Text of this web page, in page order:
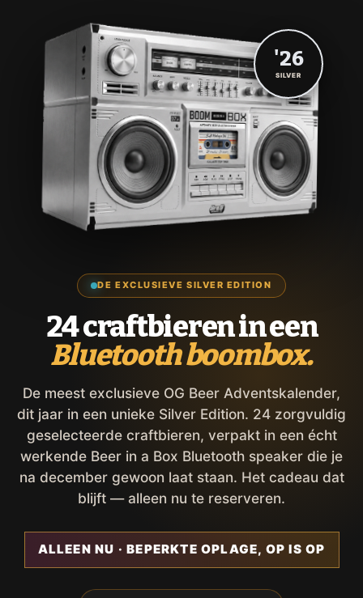
DE EXCLUSIEVE SILVER EDITION
24 craftbieren in een
Bluetooth boombox.
De meest exclusieve OG Beer Adventskalender,
dit jaar in een unieke Silver Edition. 24 zorgvuldig
geselecteerde craftbieren, verpakt in een écht
werkende Beer in a Box Bluetooth speaker die je
na december gewoon laat staan. Het cadeau dat
blijft — alleen nu te reserveren.
ALLEEN NU · BEPERKTE OPLAGE, OP IS OP
'26
SILVER